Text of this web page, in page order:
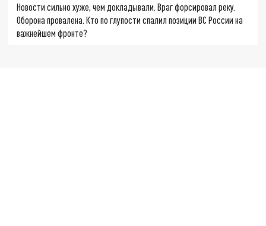
Новости сильно хуже, чем докладывали. Враг форсировал реку.
Оборона провалена. Кто по глупости спалил позиции ВС России на
важнейшем фронте?